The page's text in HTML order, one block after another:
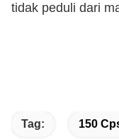
tidak peduli dari
Tag: 150